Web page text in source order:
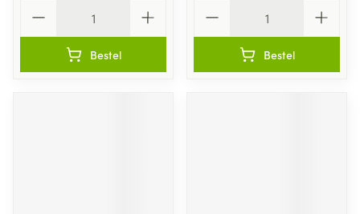
Bestel Bestel